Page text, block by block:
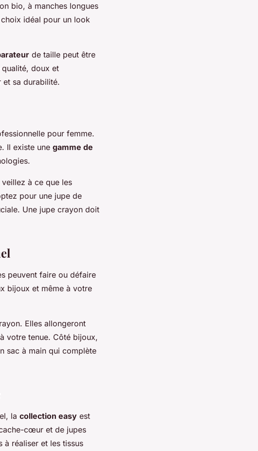
bio, à manches longues
idéal pour un look
de taille peut être
doux et
et sa durabilité.
pour femme.
Il existe une gamme de
à ce que les
pour une jupe de
Une jupe crayon doit
peuvent faire ou défaire
bijoux et même à votre
Elles allongeront
votre tenue. Côté bijoux,
sac à main qui complète
la collection easy est
cœur et de jupes
à réaliser et les tissus